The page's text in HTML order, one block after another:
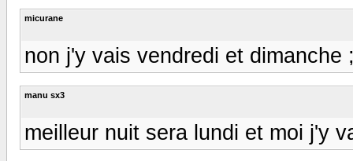
micurane
non j'y vais vendredi et dimanche
manu sx3
meilleur nuit sera lundi et moi j'y